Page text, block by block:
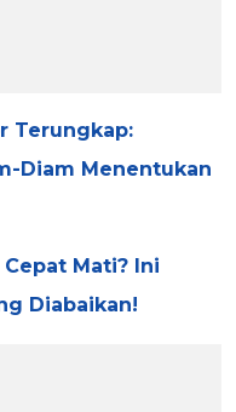
Terungkap:
Diam Menentukan
Mati? Ini
Diabaikan!